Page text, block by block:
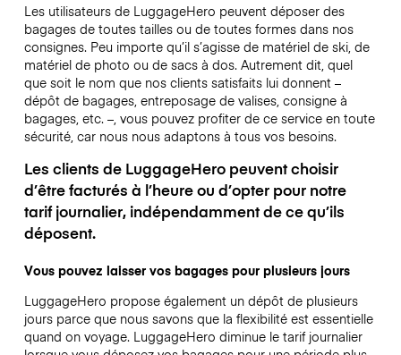
Les utilisateurs de LuggageHero peuvent déposer des
bagages de toutes tailles ou de toutes formes dans nos
consignes. Peu importe qu’il s’agisse de matériel de ski, de
matériel de photo ou de sacs à dos. Autrement dit, quel
que soit le nom que nos clients satisfaits lui donnent –
dépôt de bagages, entreposage de valises, consigne à
bagages, etc. –, vous pouvez profiter de ce service en toute
sécurité, car nous nous adaptons à tous vos besoins.
Les clients de LuggageHero peuvent choisir
d’être facturés à l’heure ou d’opter pour notre
tarif journalier, indépendamment de ce qu’ils
déposent.
Vous pouvez laisser vos bagages pour plusieurs jours
LuggageHero propose également un dépôt de plusieurs
jours parce que nous savons que la flexibilité est essentielle
quand on voyage. LuggageHero diminue le tarif journalier